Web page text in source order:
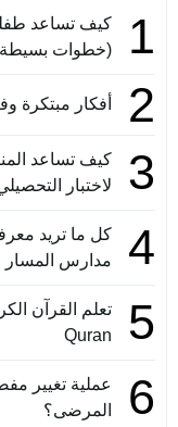
1
كيف تساعد
(خطوات بسيطة
2 أفكار مبتكرة
3
كيف تساعد
لاختبار
4
كل ما تريد
مدارس المسار
5
Quran
6
عملية تغيير
المرضى؟